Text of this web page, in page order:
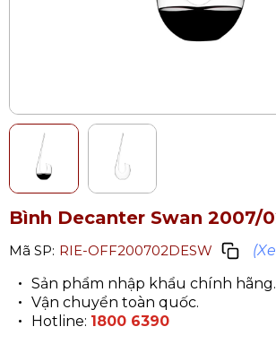
Bình Decanter Swan 2007/
Mã SP: RIE-OFF200702DESW
Sản phẩm nhập khẩu chính hãng.
Vận chuyển toàn quốc.
Hotline: 1800 6390